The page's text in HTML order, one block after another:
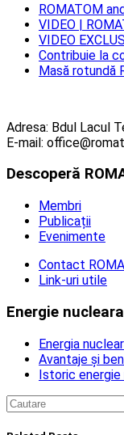
ROMATOM
VIDEO |
VIDEO
Contribuie la
Masă rotundă
Adresa: Bdul Lacul
E-mail:
Descoperă
Membri
Publicații
Evenimente
Contact
Link-uri utile
Energie nucleara
Energia
Avantaje și
Istoric energie